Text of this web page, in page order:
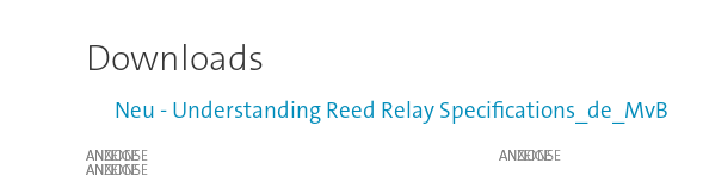
Downloads
Neu - Understanding Reed Relay Specifications_de_MvB
ANZEIGE ANZEIGE
ANZEIGE